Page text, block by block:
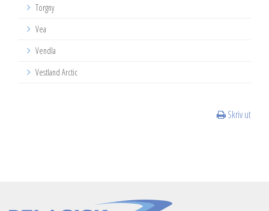
Torgny
Vea
Vendla
Vestland Arctic
Skriv ut